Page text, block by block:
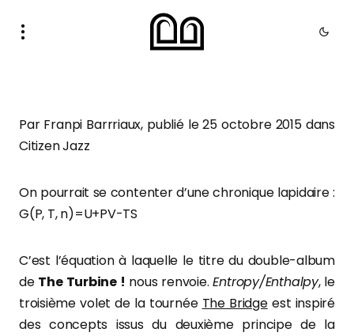
Par Franpi Barrriaux, publié le 25 octobre 2015 dans
Citizen Jazz
On pourrait se contenter d’une chronique lapidaire :
G(P, T, n)=U+PV-TS
C’est l’équation à laquelle le titre du double-album
de The Turbine ! nous renvoie.Entropy/Enthalpy, le
troisième volet de la tournée The Bridgeest inspiré
des concepts issus du deuxième principe de la